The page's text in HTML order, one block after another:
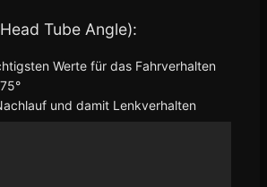
Tube Angle):
Werte für das Fahrverhalten
und damit Lenkverhalten